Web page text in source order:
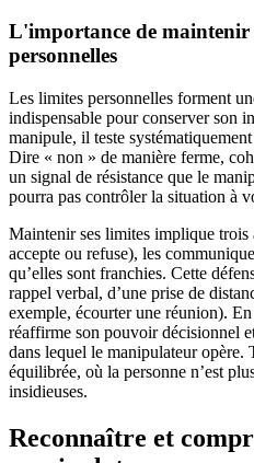
L'importance de maintenir
personnelles
Les limites personnelles forment
indispensable pour conserver son
manipule, il teste
Dire « non » de manière ferme,
un signal de résistance que le
pourra pas contrôler la situation à
Maintenir ses limites implique trois
accepte ou refuse), les
qu’elles sont franchies. Cette
rappel verbal, d’une prise de
exemple, écourter une réunion).
réaffirme son pouvoir décisionnel
dans lequel le manipulateur
équilibrée, où la personne n’est
insidieuses.
Reconnaître et